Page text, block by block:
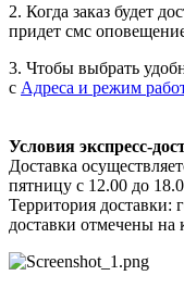
2. Когда заказ будет
придет смс
3. Чтобы выбрать
с Адреса и режим
Условия экспресс-
Доставка
пятницу с 12.00 до
Территория
доставки отмечены на